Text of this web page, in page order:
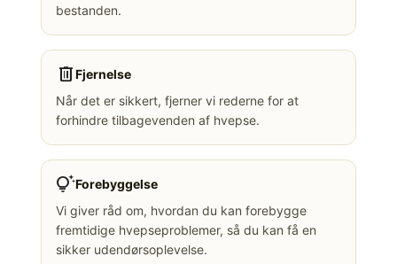
bestanden.
deleteFjernelse
Når det er sikkert, fjerner vi rederne for at
forhindre tilbagevenden af hvepse.
tips_and_updatesForebyggelse
Vi giver råd om, hvordan du kan forebygge
fremtidige hvepseproblemer, så du kan få en
sikker udendørsoplevelse.